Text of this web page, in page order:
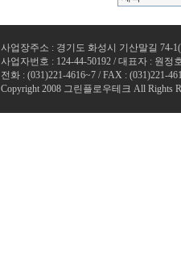
사업장주소 : 경기도 화성시 기산말길 74-
사업자번호 : 124-44-50192 / 대표자 : 원정
전화 : (031)221-4616~7 / FAX : (031)221-
Copyright 2008 그린플로우테크 All Rights